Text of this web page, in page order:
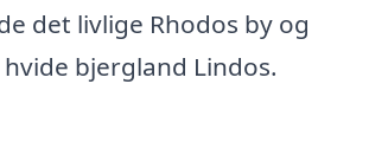
det livlige Rhodos by og
bjergland Lindos.